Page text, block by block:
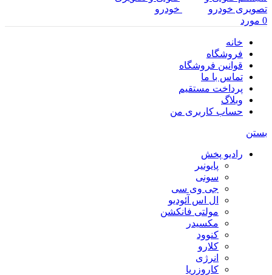
0 مورد
خانه
فروشگاه
قوانین فروشگاه
تماس با ما
پرداخت مستقیم
وبلاگ
حساب کاربری من
بستن
رادیو پخش
پایونیر
سونی
جی وی سی
ال اس آئودیو
مولتی فانکشن
مکسیدر
کنوود
کلارو
انرژی
کاروزریا